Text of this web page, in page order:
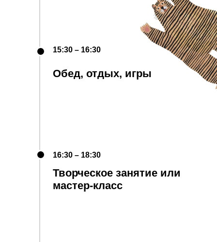
15:30 – 16:30
Обед, отдых, игры
Творческое занятие или
мастер-класс
16:30 – 18:30